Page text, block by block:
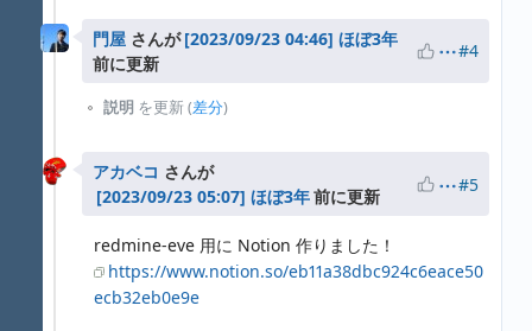
門屋 さんが
ほぼ3年
前に更新
#4
説明 を更新 (差分)
アカベコ さんが
ほぼ3年前に更新
#5
redmine-eve 用に Notion 作りました！
https://www.notion.so/eb11a38dbc924c6eace50
ecb32eb0e9e